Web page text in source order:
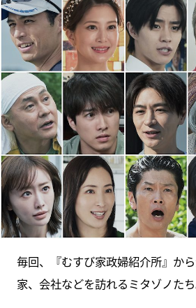
毎回、『むすび家政婦紹介所』か
家、会社などを訪れるミタゾノたち